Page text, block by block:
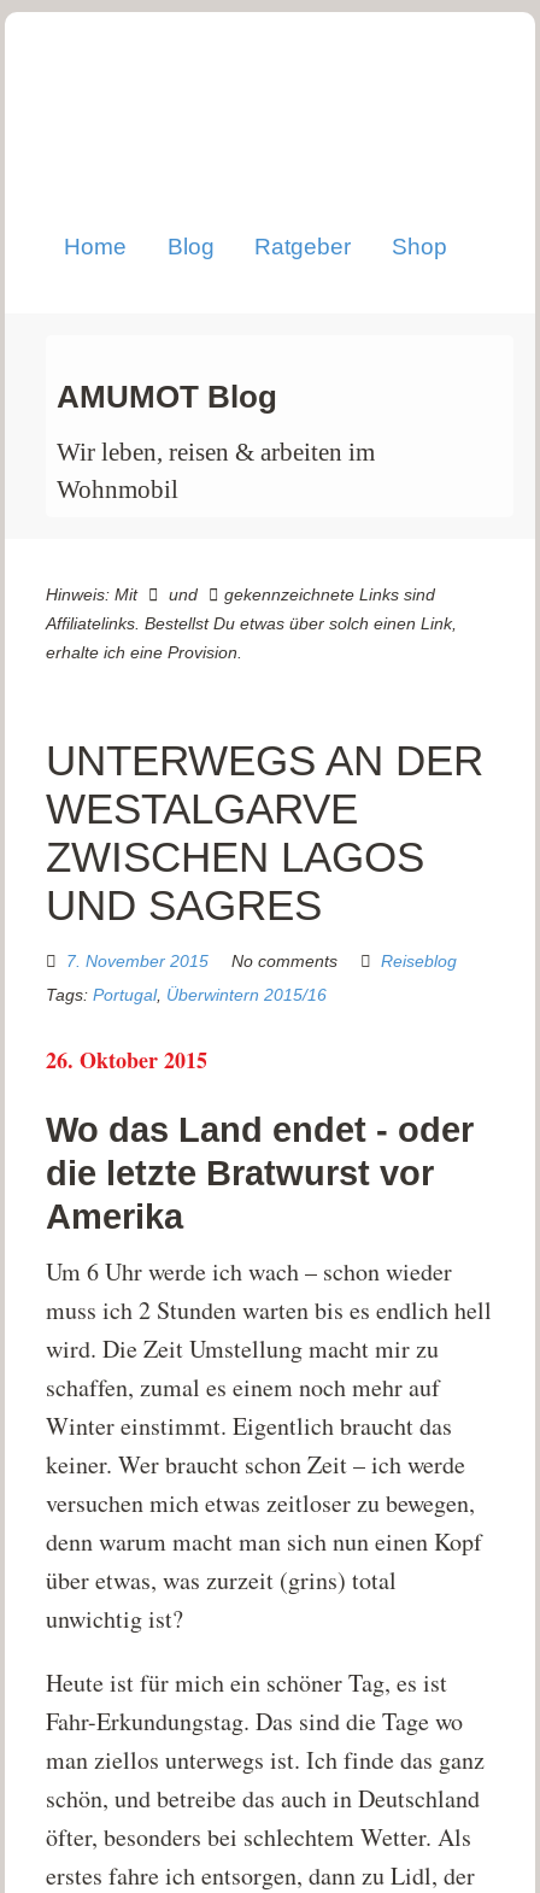
Home Blog Ratgeber Shop
AMUMOT Blog
Wir leben, reisen & arbeiten im
Wohnmobil
Hinweis: Mit und
gekennzeichnete Links sind
Affiliatelinks. Bestellst Du etwas über solch einen Link,
erhalte ich eine Provision.
UNTERWEGS AN DER
WESTALGARVE
ZWISCHEN LAGOS
UND SAGRES
7. November 2015 No comments
Reiseblog
Tags:Portugal, Überwintern 2015/16
26. Oktober 2015
Wo das Land endet - oder
die letzte Bratwurst vor
Amerika
Um 6 Uhr werde ich wach – schon wieder
muss ich 2 Stunden warten bis es endlich hell
wird. Die Zeit Umstellung macht mir zu
schaffen, zumal es einem noch mehr auf
Winter einstimmt. Eigentlich braucht das
keiner. Wer braucht schon Zeit – ich werde
versuchen mich etwas zeitloser zu bewegen,
denn warum macht man sich nun einen Kopf
über etwas, was zurzeit (grins) total
unwichtig ist?
Heute ist für mich ein schöner Tag, es ist
Fahr-Erkundungstag. Das sind die Tage wo
man ziellos unterwegs ist. Ich finde das ganz
schön, und betreibe das auch in Deutschland
öfter, besonders bei schlechtem Wetter. Als
erstes fahre ich entsorgen, dann zu Lidl, der